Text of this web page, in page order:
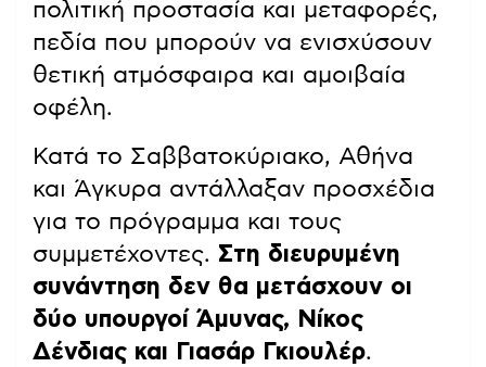
πολιτική προστασία και μεταφορές,
πεδία που μπορούν να ενισχύσουν
θετική ατμόσφαιρα και αμοιβαία
οφέλη.
Κατά το Σαββατοκύριακο, Αθήνα
και Άγκυρα αντάλλαξαν προσχέδια
για το πρόγραμμα και τους
συμμετέχοντες. Στη διευρυμένη
συνάντηση δεν θα μετάσχουν οι
δύο υπουργοί Άμυνας, Νίκος
Δένδιας και Γιασάρ Γκιουλέρ.